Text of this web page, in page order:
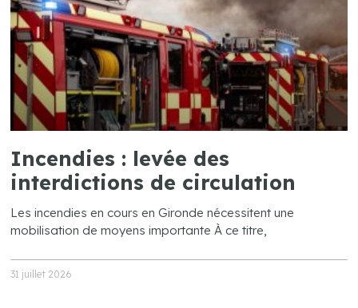
Incendies : levée des
interdictions de circulation
Les incendies en cours en Gironde nécessitent une
mobilisation de moyens importante À ce titre,
31 juillet 2026